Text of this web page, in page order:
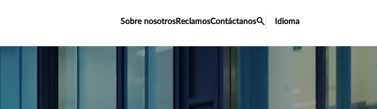
Sobre nosotros ReclamosContáctanos Idioma